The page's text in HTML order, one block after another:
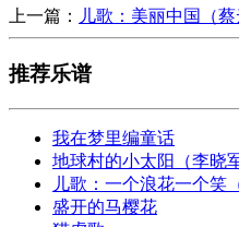
上一篇： 儿歌：美丽中国（蔡
推荐乐谱
我在梦里编童话
地球村的小太阳（李晓
儿歌：一个浪花一个笑
盛开的马樱花